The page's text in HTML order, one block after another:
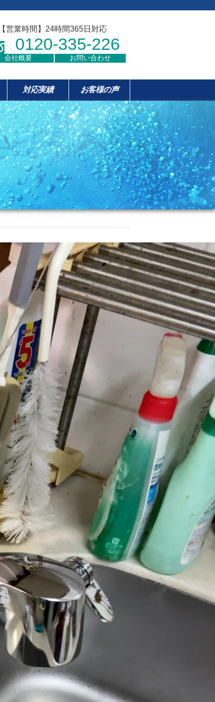
【営業時間】24時間365日対応
0120-335-226
会社概要 お問い合わせ
対応実績 お客様の声